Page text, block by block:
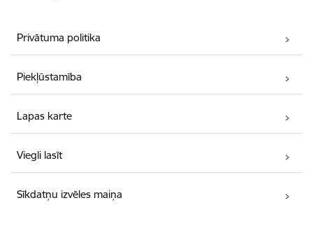
Privātuma politika
Piekļūstamība
Lapas karte
Viegli lasīt
Sīkdatņu izvēles maiņa